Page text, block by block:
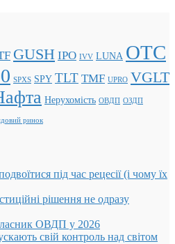
GUSH IPO IVV LUNA OTC
SPXS SPY TLT TMF UPRO VGLT
Нерухомість ОВДП ОЗДП
ринок
під час рецесії (і чому їх
рішення не одразу
ОВДП у 2026
свій контроль над світом